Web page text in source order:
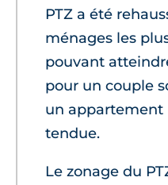
PTZ a été
ménages les
pouvant
pour un couple
un appartement
tendue.
Le zonage du